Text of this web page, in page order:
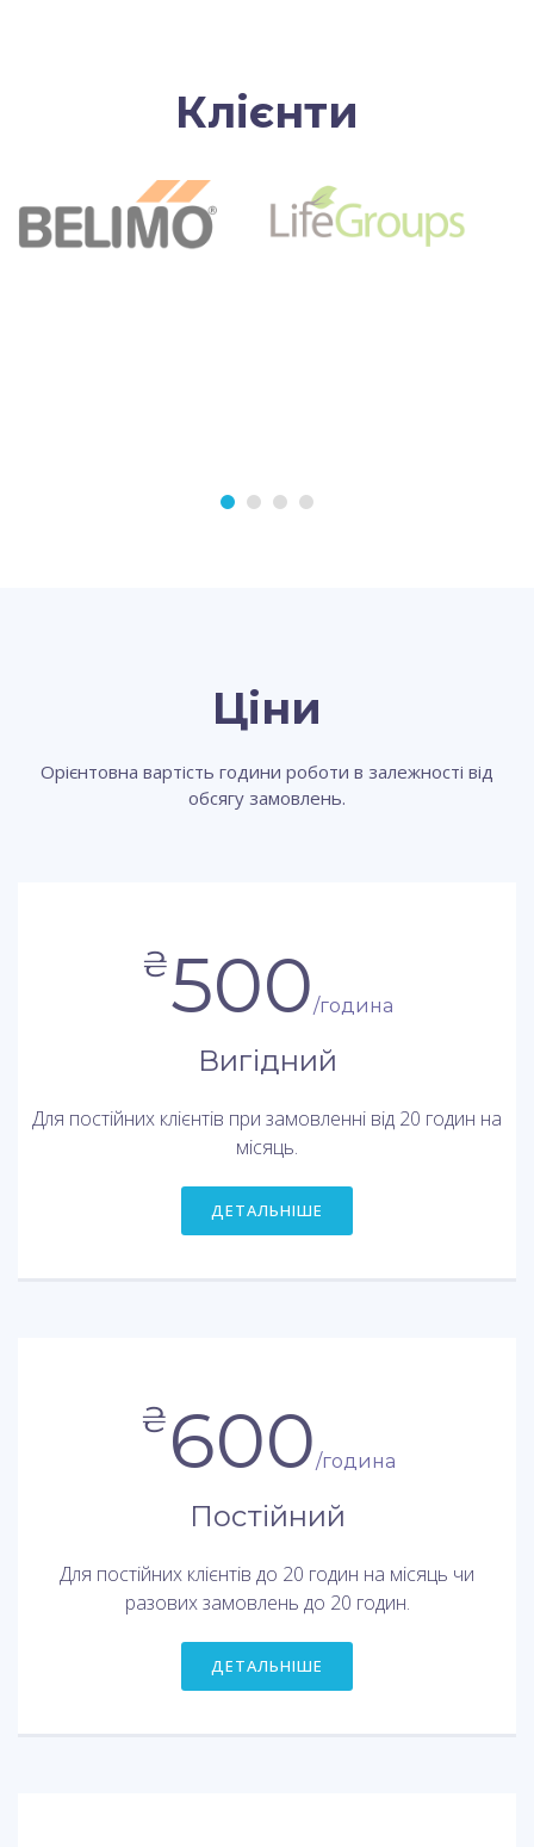
Клієнти
Ціни
Орієнтовна вартість години роботи в залежності від
обсягу замовлень.
₴500/година
Вигідний
Для постійних клієнтів при замовленні від 20 годин на
місяць.
ДЕТАЛЬНІШЕ
₴600/година
Постійний
Для постійних клієнтів до 20 годин на місяць чи
разових замовлень до 20 годин.
ДЕТАЛЬНІШЕ